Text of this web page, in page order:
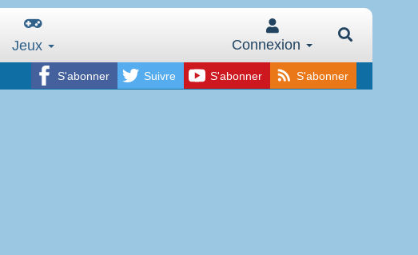
Jeux Connexion
S'abonner Suivre S'abonner S'abonner